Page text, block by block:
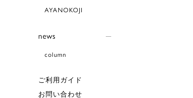
AYANOKOJI
news
column
ご利用ガイド
お問い合わせ